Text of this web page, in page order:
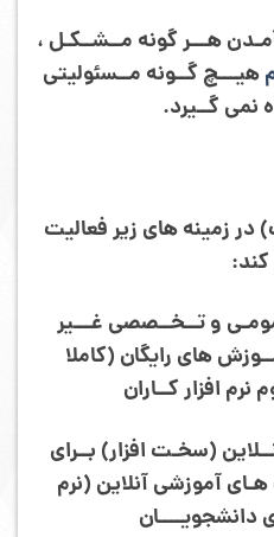
هـــر گونه مــشــکـل ،
هیـــچ گــونه مــسئولیتی
نمی گــیرد.
زمینه های زیر فعالیت
و تــخــصصی غـــیر
(پولی) 2- آمــوزش های رایگان (کاملا
افزار کــاران
(سخـت افزار) بــرای
4- دوره هـای آموزشی آنلاین (نرم
دانشجویــــان